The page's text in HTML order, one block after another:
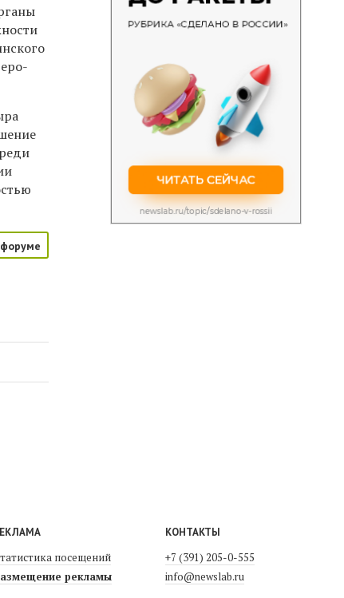
посещений
рекламы
КОНТАКТЫ
+7 (391) 205-0-555
info@newslab.ru